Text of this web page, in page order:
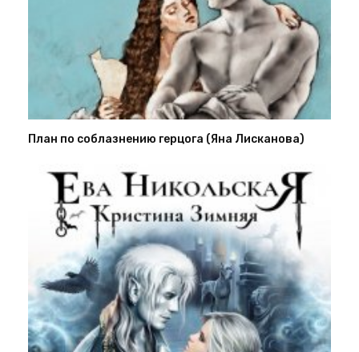
План по соблазнению герцога (Яна Лисканова)